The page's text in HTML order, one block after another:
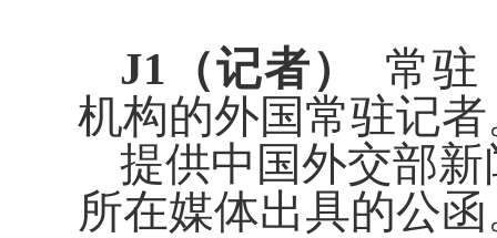
J1（记者）
常驻
机构的外国常驻记
提供中国外交部
所在媒体出具的公